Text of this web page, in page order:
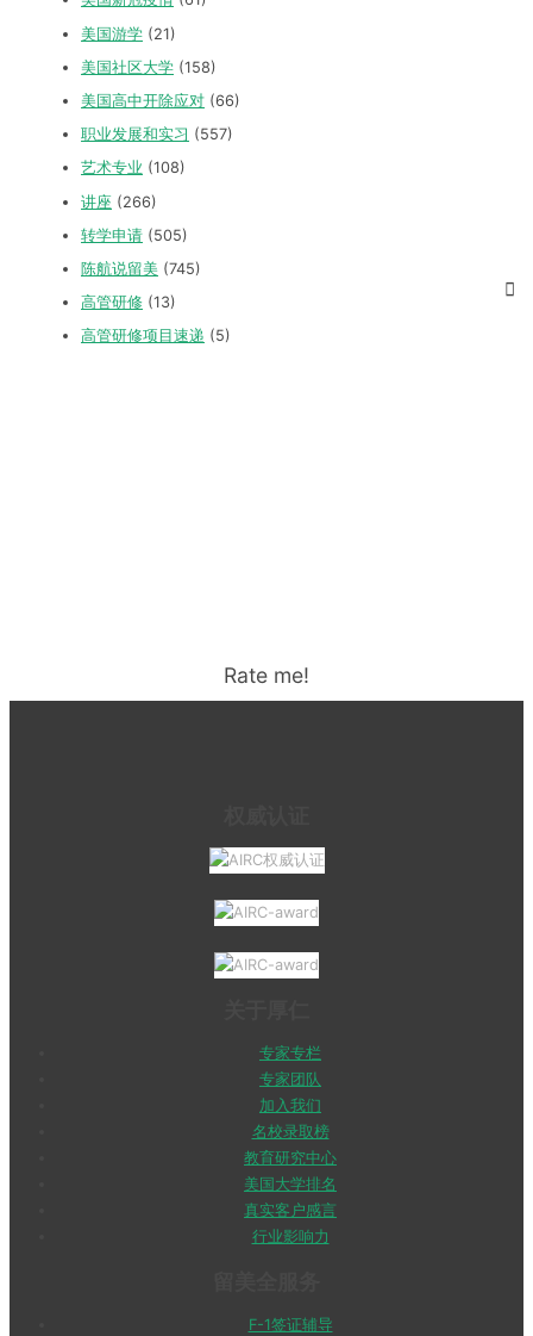
美国游学 (21)
美国社区大学 (158)
美国高中开除应对 (66)
职业发展和实习 (557)
艺术专业 (108)
讲座 (266)
转学申请 (505)
陈航说留美 (745)
高管研修 (13)
高管研修项目速递 (5)
Rate me!
专家专栏
专家团队
加入我们
名校录取榜
教育研究中心
美国大学排名
真实客户感言
行业影响力
F-1签证辅导